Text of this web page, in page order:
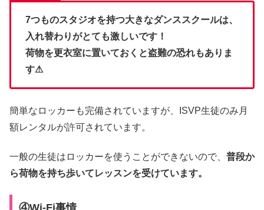
7つものスタジオを持つ大きなダンススクールは、
入れ替わりがとても激しいです！
荷物を更衣室に置いておくと盗難の恐れもありま
す⚠
簡単なロッカーも完備されていますが、ISVP生徒のみ月
額レンタルが許可されています。
一般の生徒はロッカーを使うことができないので、 普段か
ら荷物を持ち歩いてレッスンを受けています。